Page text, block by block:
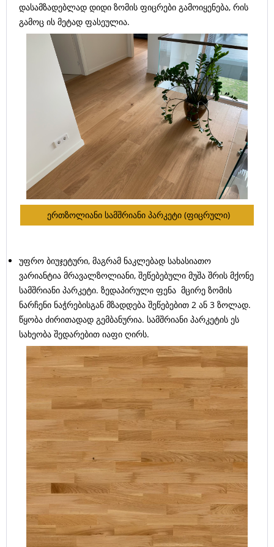
დასამზადებლად დიდი ზომის ფიცრები გამოიყენება, რის
გამოც ის მეტად ფასეულია.
ერთზოლიანი სამშრიანი პარკეტი (ფიცრული)
უფრო ბიუჯეტური, მაგრამ ნაკლებად სახასიათო
ვარიანტია მრავალზოლიანი, შეწებებული მუშა შრის მქონე
სამშრიანი პარკეტი. ზედაპირული ფენა მცირე ზომის
ნარჩენი ნაჭრებისგან მზადდება შეწებებით 2 ან 3 ზოლად.
წყობა ძირითადად გემბანურია. სამშრიანი პარკეტის ეს
სახეობა შედარებით იაფი ღირს.